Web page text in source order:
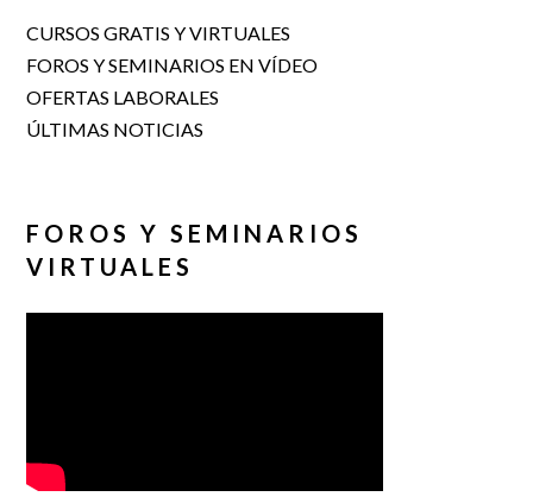
CURSOS GRATIS Y VIRTUALES
FOROS Y SEMINARIOS EN VÍDEO
OFERTAS LABORALES
ÚLTIMAS NOTICIAS
FOROS Y SEMINARIOS
VIRTUALES